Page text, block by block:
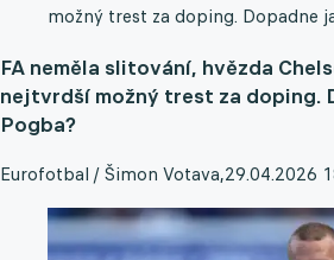
možný trest za doping. Dopadne
FA neměla slitování, hvězda
nejtvrdší možný trest za doping.
Pogba?
Eurofotbal / Šimon Votava,29.04.2026